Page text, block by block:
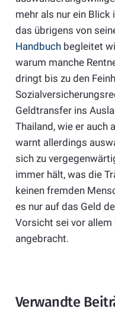
mehr als nur ein Blick
das übrigens von
Handbuchbegleitet
warum manche
dringt bis zu den
Geldtransfer ins
Thailand, wie er auch
warnt allerdings
sich zu
immer hält, was die
keinen fremden
es nur auf das Geld
Vorsicht sei vor
angebracht.
Verwandte